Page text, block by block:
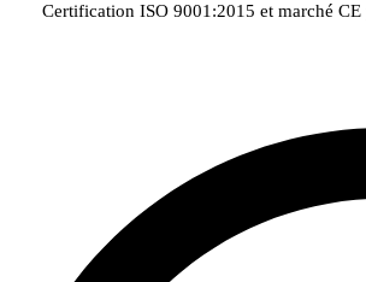
Certification ISO 9001:2015 et marché